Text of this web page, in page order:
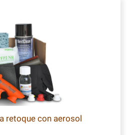
retoque con aerosol